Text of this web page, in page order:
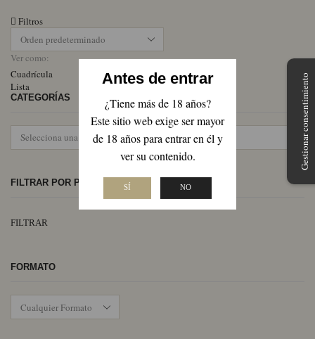
Antes de entrar
¿Tiene más de 18 años?
Este sitio web exige ser mayor
de 18 años para entrar en él y
ver su contenido.
SÍ NO
Filtros
Ver como:
Cuadrícula
Lista
CATEGORÍAS
FILTRAR POR PRECIO
FILTRAR
FORMATO
Gestionar consentimiento